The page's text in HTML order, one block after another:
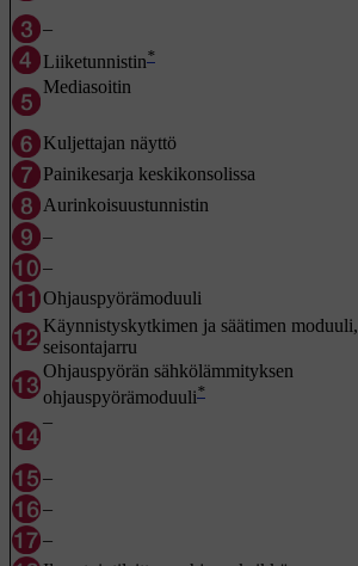
–
Liiketunnistin*
Mediasoitin
Kuljettajan näyttö
Painikesarja keskikonsolissa
Aurinkoisuustunnistin
–
–
Ohjauspyörämoduuli
Käynnistyskytkimen ja säätimen moduuli,
seisontajarru
Ohjauspyörän sähkölämmityksen
ohjauspyörämoduuli*
–
–
–
–